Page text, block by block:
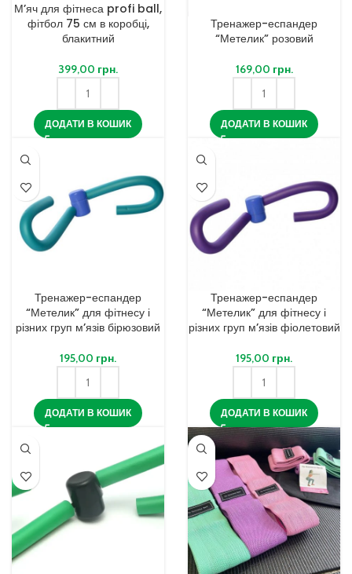
М’яч для фітнеса profi ball,
фітбол 75 см в коробці,
блакитний
399,00 грн.
ДОДАТИ В КОШИК
Тренажер-еспандер
“Метелик” розовий
169,00 грн.
ДОДАТИ В КОШИК
Тренажер-еспандер
“Метелик” для фітнесу і
різних груп м’язів бірюзовий
195,00 грн.
ДОДАТИ В КОШИК
Тренажер-еспандер
“Метелик” для фітнесу і
різних груп м’язів фіолетовий
195,00 грн.
ДОДАТИ В КОШИК